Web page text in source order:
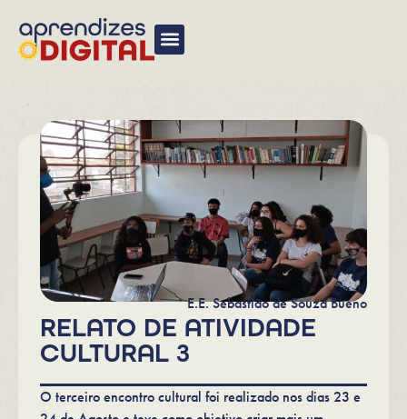
E.E. Sebastião de Souza Bueno
RELATO DE ATIVIDADE
CULTURAL 3
O terceiro encontro cultural foi realizado nos dias 23 e